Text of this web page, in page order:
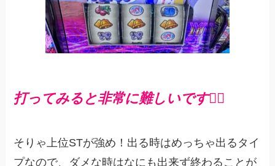
打ってみると非常に難しいです😵‍💫
そりゃ上位STが強め！出る時はめっちゃ出るタイ
プなので、ダメな時はなにも出来ず終わることが